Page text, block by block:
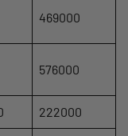
469000
576000
222000